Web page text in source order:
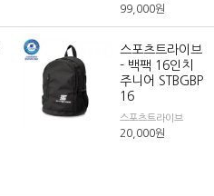
99,000원
스포츠트라이브
- 백팩 16인치
주니어 STBGBP
16
스포츠트라이브
20,000원